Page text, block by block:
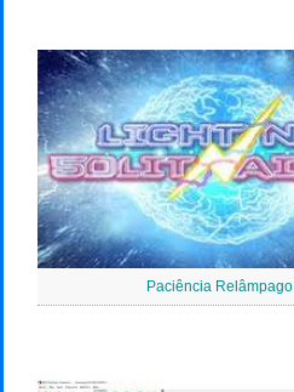
Paciência Relâmpago